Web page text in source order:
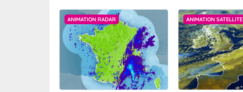
ANIMATION RADAR ANIMATION SATELLITE